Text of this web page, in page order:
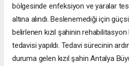
bölgesinde enfeksiyon ve yaralar
altına alındı. Beslenemediği için
belirlenen kızıl şahinin
tedavisi yapıldı. Tedavi sürecinin
duruma gelen kızıl şahin Antalya